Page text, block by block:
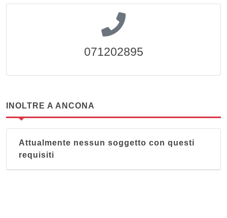
071202895
INOLTRE A ANCONA
Attualmente nessun soggetto con questi
requisiti